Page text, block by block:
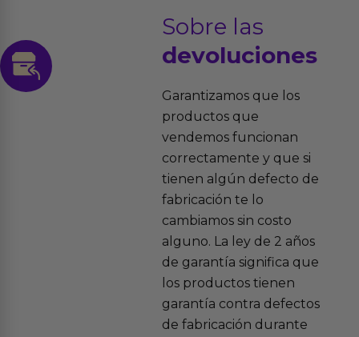
Sobre las
devoluciones
Garantizamos que los
productos que
vendemos funcionan
correctamente y que si
tienen algún defecto de
fabricación te lo
cambiamos sin costo
alguno. La ley de 2 años
de garantía significa que
los productos tienen
garantía contra defectos
de fabricación durante